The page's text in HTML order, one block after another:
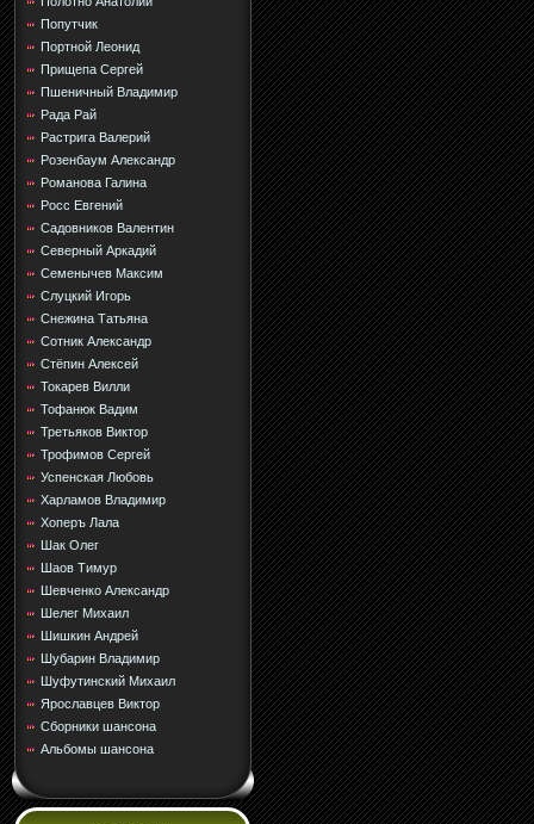
Попутчик
Портной Леонид
Прищепа Сергей
Пшеничный Владимир
Рада Рай
Растрига Валерий
Розенбаум Александр
Романова Галина
Росс Евгений
Садовников Валентин
Северный Аркадий
Семенычев Максим
Слуцкий Игорь
Снежина Татьяна
Сотник Александр
Стёпин Алексей
Токарев Вилли
Тофанюк Вадим
Третьяков Виктор
Трофимов Сергей
Успенская Любовь
Харламов Владимир
Хоперъ Лала
Шак Олег
Шаов Тимур
Шевченко Александр
Шелег Михаил
Шишкин Андрей
Шубарин Владимир
Шуфутинский Михаил
Ярославцев Виктор
Сборники шансона
Альбомы шансона